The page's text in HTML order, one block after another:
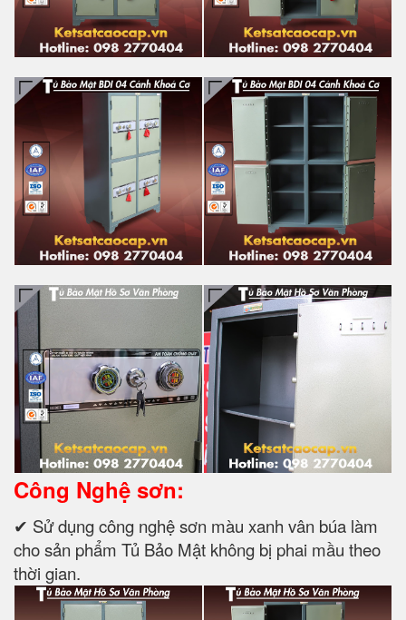
Công Nghệ sơn:
✔ Sử dụng công nghệ sơn màu xanh vân búa làm
cho sản phẩm Tủ Bảo Mật không bị phai mầu theo
thời gian.